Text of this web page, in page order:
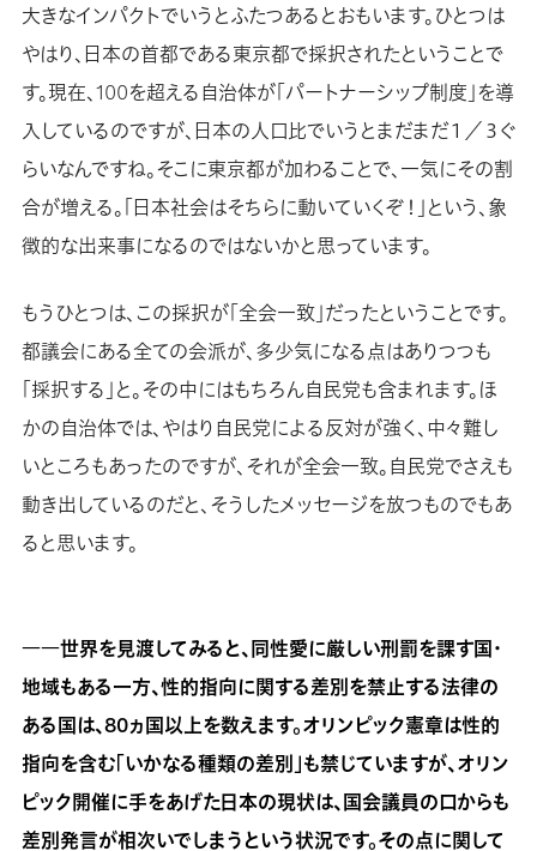
大きなインパクトでいうとふたつあるとおもいます。ひとつは
やはり、日本の首都である東京都で採択されたということで
す。現在、100を超える自治体が「パートナーシップ制度」を導
入しているのですが、日本の人口比でいうとまだまだ１／３ぐ
らいなんですね。そこに東京都が加わることで、一気にその割
合が増える。「日本社会はそちらに動いていくぞ！」という、象
徴的な出来事になるのではないかと思っています。
もうひとつは、この採択が「全会一致」だったということです。
都議会にある全ての会派が、多少気になる点はありつつも
「採択する」と。その中にはもちろん自民党も含まれます。ほ
かの自治体では、やはり自民党による反対が強く、中々難し
いところもあったのですが、それが全会一致。自民党でさえも
動き出しているのだと、そうしたメッセージを放つものでもあ
ると思います。
――世界を見渡してみると、同性愛に厳しい刑罰を課す国・
地域もある一方、性的指向に関する差別を禁止する法律の
ある国は、80ヵ国以上を数えます。オリンピック憲章は性的
指向を含む「いかなる種類の差別」も禁じていますが、オリン
ピック開催に手をあげた日本の現状は、国会議員の口からも
差別発言が相次いでしまうという状況です。その点に関して